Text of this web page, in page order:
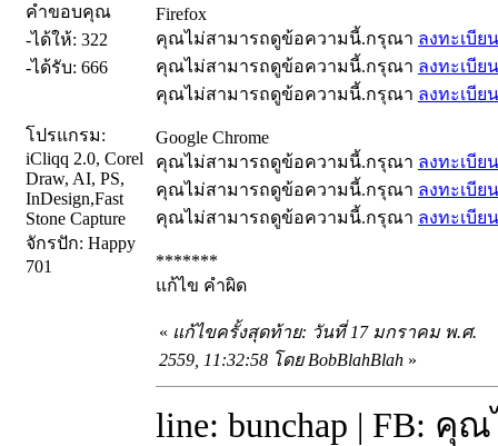
คำขอบคุณ
-ได้ให้: 322
-ได้รับ: 666
โปรแกรม:
iCliqq 2.0, Corel
Draw, AI, PS,
InDesign,Fast
Stone Capture
จักรปัก: Happy
701
Firefox
คุณไม่สามารถดูข้อความนี้.กรุณา ลงทะเบียน
คุณไม่สามารถดูข้อความนี้.กรุณา ลงทะเบียน
คุณไม่สามารถดูข้อความนี้.กรุณา ลงทะเบียน
Google Chrome
คุณไม่สามารถดูข้อความนี้.กรุณา ลงทะเบียน
คุณไม่สามารถดูข้อความนี้.กรุณา ลงทะเบียน
คุณไม่สามารถดูข้อความนี้.กรุณา ลงทะเบียน
*******
แก้ไข คำผิด
« แก้ไขครั้งสุดท้าย: วันที่ 17 มกราคม พ.ศ.
2559, 11:32:58 โดย BobBlahBlah »
line: bunchap | FB: